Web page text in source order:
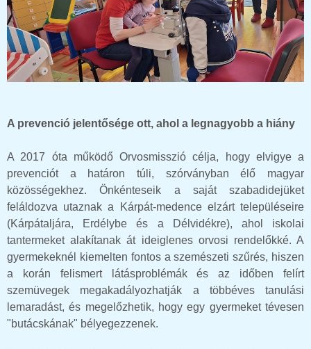
A prevenció jelentősége ott, ahol a legnagyobb a hiány
A 2017 óta működő Orvosmisszió célja, hogy elvigye a
prevenciót a határon túli, szórványban élő magyar
közösségekhez. Önkénteseik a saját szabadidejüket
feláldozva utaznak a Kárpát-medence elzárt településeire
(Kárpátaljára, Erdélybe és a Délvidékre), ahol iskolai
tantermeket alakítanak át ideiglenes orvosi rendelőkké. A
gyermekeknél kiemelten fontos a szemészeti szűrés, hiszen
a korán felismert látásproblémák és az időben felírt
szemüvegek megakadályozhatják a többéves tanulási
lemaradást, és megelőzhetik, hogy egy gyermeket tévesen
"butácskának" bélyegezzenek.